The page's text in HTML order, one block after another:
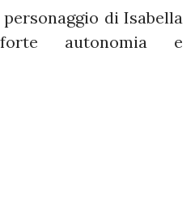
di Isabella
autonomia e